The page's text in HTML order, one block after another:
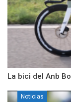
La bici del Anb
Noticias